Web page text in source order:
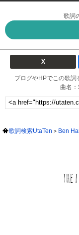
歌詞
X
ブログやHPでこの歌
曲名
歌詞検索UtaTen Ben